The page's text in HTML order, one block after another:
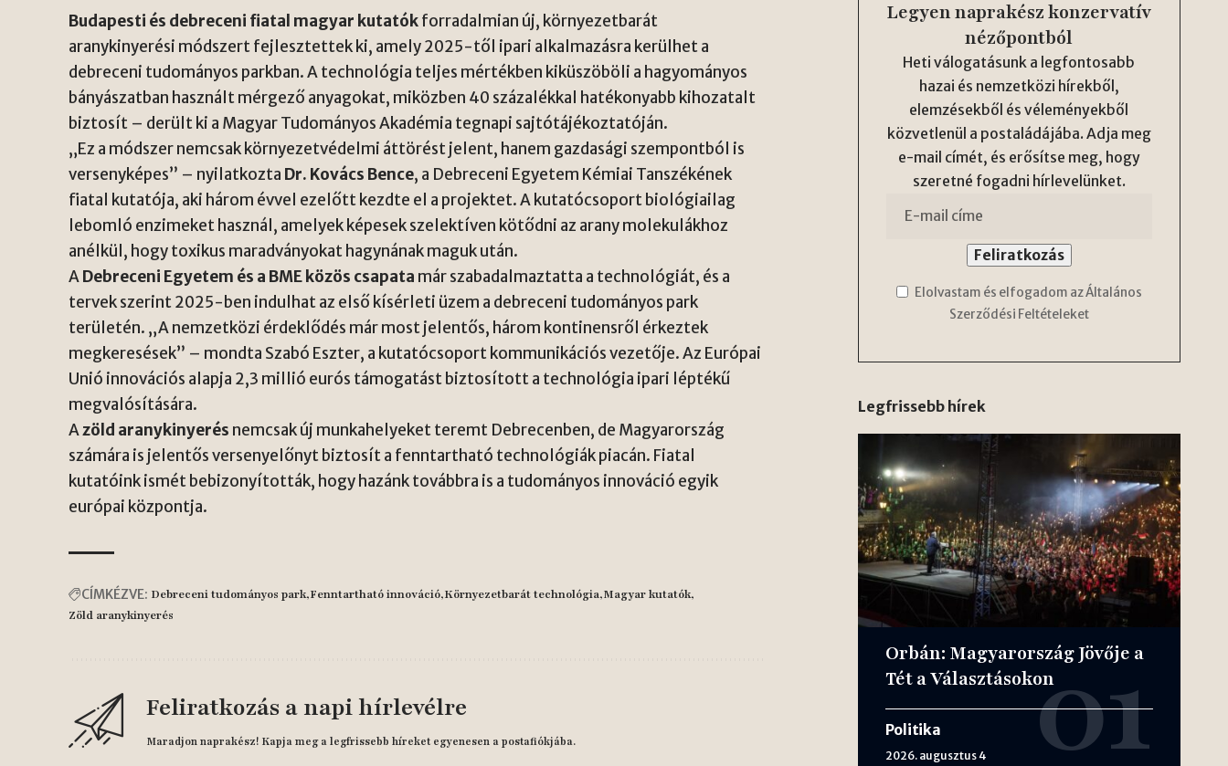
Budapesti és debreceni fiatal magyar kutatókforradalmian új, környezetbarát
aranykinyerési módszert fejlesztettek ki, amely 2025-től ipari alkalmazásra kerülhet a
debreceni tudományos parkban. A technológia teljes mértékben kiküszöböli a hagyományos
bányászatban használt mérgező anyagokat, miközben 40 százalékkal hatékonyabb kihozatalt
biztosít – derült ki a Magyar Tudományos Akadémia tegnapi sajtótájékoztatóján.
„Ez a módszer nemcsak környezetvédelmi áttörést jelent, hanem gazdasági szempontból is
versenyképes” – nyilatkozta Dr. Kovács Bence, a Debreceni Egyetem Kémiai Tanszékének
fiatal kutatója, aki három évvel ezelőtt kezdte el a projektet. A kutatócsoport biológiailag
lebomló enzimeket használ, amelyek képesek szelektíven kötődni az arany molekulákhoz
anélkül, hogy toxikus maradványokat hagynának maguk után.
ADebreceni Egyetem és a BME közös csapata már szabadalmaztatta a technológiát, és a
tervek szerint 2025-ben indulhat az első kísérleti üzem a debreceni tudományos park
területén. „A nemzetközi érdeklődés már most jelentős, három kontinensről érkeztek
megkeresések” – mondta Szabó Eszter, a kutatócsoport kommunikációs vezetője. Az Európai
Unió innovációs alapja 2,3 millió eurós támogatást biztosított a technológia ipari léptékű
megvalósítására.
Azöld aranykinyerés nemcsak új munkahelyeket teremt Debrecenben, de Magyarország
számára is jelentős versenyelőnyt biztosít a fenntartható technológiák piacán. Fiatal
kutatóink ismét bebizonyították, hogy hazánk továbbra is a tudományos innováció egyik
európai központja.
CÍMKÉZVE: Debreceni tudományos park Fenntartható innováció Környezetbarát technológia Magyar kutatók
Zöld aranykinyerés
Feliratkozás a napi hírlevélre
Maradjon naprakész! Kapja meg a legfrissebb híreket egyenesen a postafiókjába.
Legyen naprakész konzervatív
nézőpontból
Heti válogatásunk a legfontosabb
hazai és nemzetközi hírekből,
elemzésekből és véleményekből
közvetlenül a postaládájába. Adja meg
e-mail címét, és erősítse meg, hogy
szeretné fogadni hírlevelünket.
Elolvastam és elfogadom az Általános
Szerződési Feltételeket
Legfrissebb hírek
Orbán: Magyarország Jövője a
Tét a Választásokon
Politika
2026. augusztus 4